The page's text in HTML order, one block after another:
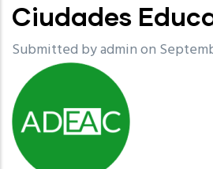
Ciudades
Submitted byadminon